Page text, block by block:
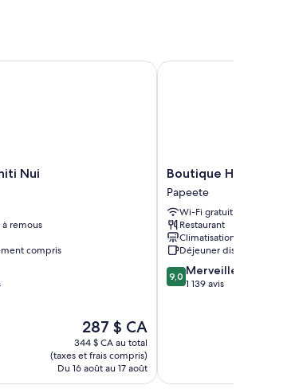
de la vaisselle et des ustensiles
Nui
à remous
compris
Le
prix
est
de
287 $ CA
287 $ CA
344 $ CA au total
(taxes et frais compris)
Du 16 août au 17 août
Boutique
Hotel
Kon
Tiki
Tahiti
Papeete
Boutique Hotel Kon
Papeete
Wi-Fi gratuit
Restaurant
Climatisation
Déjeuner disponible
9.0
sur
9,0 Merveilleux
1 139 avis
Boutique Hotel Kon